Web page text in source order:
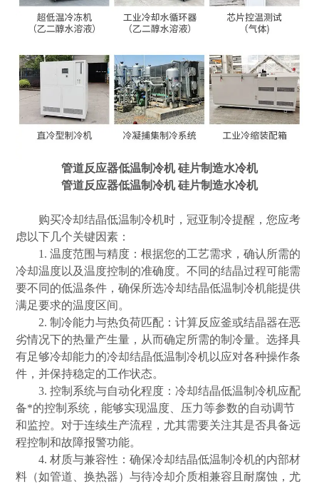
管道反应器低温制冷机 硅片制造水冷机
管道反应器低温制冷机 硅片制造水冷机
购买冷却结晶低温制冷机时，冠亚制冷提醒，您应考
虑以下几个关键因素：
1. 温度范围与精度：根据您的工艺需求，确认所需的
冷却温度以及温度控制的准确度。不同的结晶过程可能需
要不同的低温条件，确保所选冷却结晶低温制冷机能提供
满足要求的温度区间。
2. 制冷能力与热负荷匹配：计算反应釜或结晶器在恶
劣情况下的热量产生量，从而确定所需的制冷量。选择具
有足够冷却能力的冷却结晶低温制冷机以应对各种操作条
件，并保持稳定的工作状态。
3. 控制系统与自动化程度：冷却结晶低温制冷机应配
备*的控制系统，能够实现温度、压力等参数的自动调节
和监控。对于连续生产流程，尤其需要关注其是否具备远
程控制和故障报警功能。
4. 材质与兼容性：确保冷却结晶低温制冷机的内部材
料（如管道、换热器）与待冷却介质相兼容且耐腐蚀，尤